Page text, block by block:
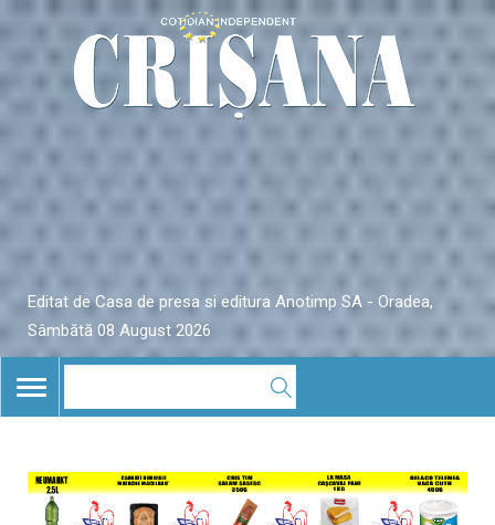
Editat de Casa de presa si editura Anotimp SA - Oradea,
Sâmbătă 08 August 2026
TOGGLE
NAVIGATION